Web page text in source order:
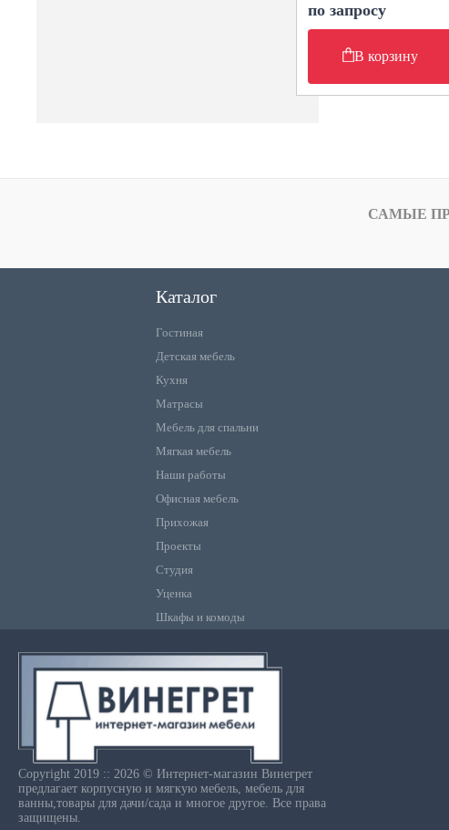
по запросу
В корзину
САМЫЕ
Каталог
Гостиная
Детская мебель
Кухня
Матрасы
Мебель для спальни
Мягкая мебель
Наши работы
Офисная мебель
Прихожая
Проекты
Студия
Уценка
Шкафы и комоды
Copyright 2019 :: 2026 © Интернет-магазин Винегрет
предлагает корпусную и мягкую мебель, мебель для
ванны,товары для дачи/сада и многое другое. Все права
защищены.